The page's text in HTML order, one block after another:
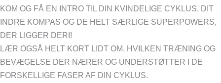
KOM OG FÅ EN INTRO TIL DIN KVINDELIGE CYKLUS, DIT
INDRE KOMPAS OG DE HELT SÆRLIGE SUPERPOWERS,
DER LIGGER DERI!
LÆR OGSÅ HELT KORT LIDT OM, HVILKEN TRÆNING OG
BEVÆGELSE DER NÆRER OG UNDERSTØTTER I DE
FORSKELLIGE FASER AF DIN CYKLUS.